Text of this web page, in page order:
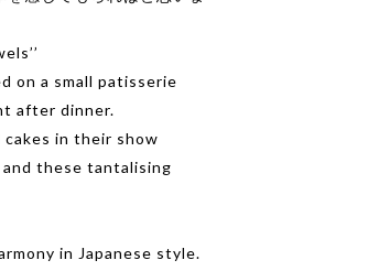
on a small patisserie
after dinner.
in their show
these tantalising
in Japanese style.